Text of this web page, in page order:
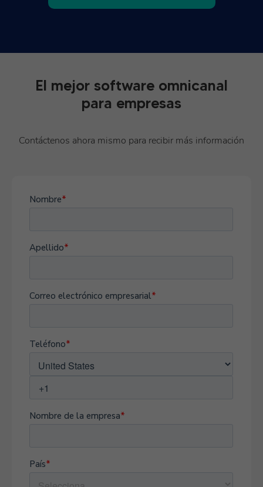
El mejor software omnicanal
para empresas
Contáctenos ahora mismo para recibir más información